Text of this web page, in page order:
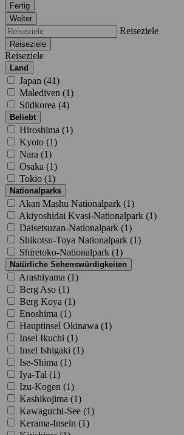
Fertig
Weiter
Reiseziele
Reiseziele
Reiseziele
Land
Japan (41)
Malediven (1)
Südkorea (4)
Beliebt
Hiroshima (1)
Kyoto (1)
Nara (1)
Osaka (1)
Tokio (1)
Nationalparks
Akan Mashu Nationalpark (1)
Akiyoshidai Kvasi-Nationalpark (1)
Daisetsuzan-Nationalpark (1)
Shikotsu-Toya Nationalpark (1)
Shiretoko-Nationalpark (1)
Natürliche Sehenswürdigkeiten
Arashiyama (1)
Berg Aso (1)
Berg Koya (1)
Enoshima (1)
Hauptinsel Okinawa (1)
Insel Ikuchi (1)
Insel Ishigaki (1)
Ise-Shima (1)
Iya-Tal (1)
Izu-Kogen (1)
Kashikojima (1)
Kawaguchi-See (1)
Kerama-Inseln (1)